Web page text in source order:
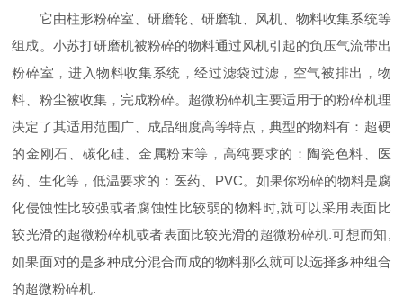
它由柱形粉碎室、研磨轮、研磨轨、风机、物料收集系统等
组成。小苏打研磨机被粉碎的物料通过风机引起的负压气流带出
粉碎室，进入物料收集系统，经过滤袋过滤，空气被排出，物
料、粉尘被收集，完成粉碎。超微粉碎机主要适用于的粉碎机理
决定了其适用范围广、成品细度高等特点，典型的物料有：超硬
的金刚石、碳化硅、金属粉末等，高纯要求的：陶瓷色料、医
药、生化等，低温要求的：医药、PVC。如果你粉碎的物料是腐
化侵蚀性比较强或者腐蚀性比较弱的物料时,就可以采用表面比
较光滑的超微粉碎机或者表面比较光滑的超微粉碎机.可想而知,
如果面对的是多种成分混合而成的物料那么就可以选择多种组合
的超微粉碎机.